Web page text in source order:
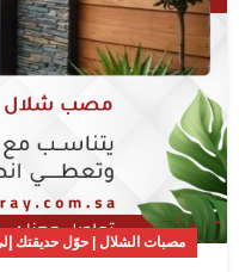
مصبات الشلال | حوّل حديقتك